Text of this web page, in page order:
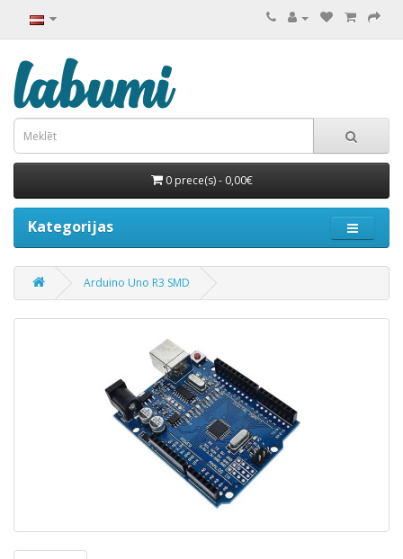
0 prece(s) - 0,00€
Kategorijas
Arduino Uno R3 SMD